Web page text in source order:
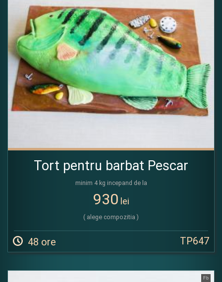
Tort pentru barbat Pescar
minim 4 kg incepand de la
930 lei
( alege compozitia )
48 ore TP647
Fb